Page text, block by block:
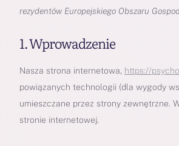
rezydentów Europejskiego Obszaru
1. Wprowadzenie
Nasza strona internetowa, https://
powiązanych technologii (dla wygody
umieszczane przez strony zewnętrzne.
stronie internetowej.